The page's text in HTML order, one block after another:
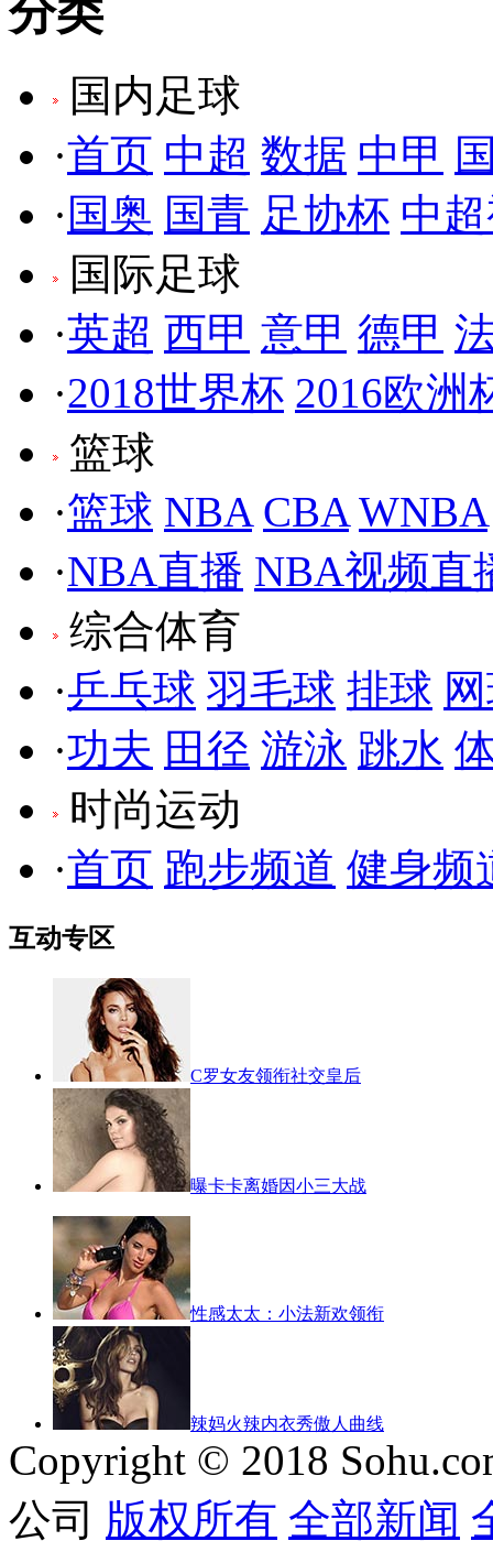
分类
国内足球
·首页 中超 数据 中甲
· 国奥 国青 足协杯 中
国际足球
·英超 西甲 意甲 德甲
·2018世界杯 2016欧洲
篮球
·篮球 NBA CBA WNBA
·NBA直播 NBA视频直
综合体育
·乒乓球 羽毛球 排球
·功夫 田径 游泳 跳水
时尚运动
·首页 跑步频道 健身频
互动专区
C罗女友领衔社交皇后
曝卡卡离婚因小三大战
性感太太：小法新欢领衔
辣妈火辣内衣秀傲人曲线
Copyright © 2018
公司 版权所有 全部新闻